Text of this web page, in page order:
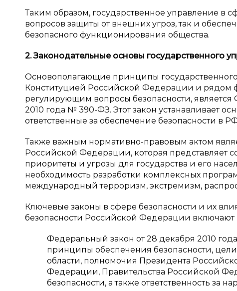
Таким образом, государственное управление в
вопросов защиты от внешних угроз, так и
безопасного функционирования общества.
2. Законодательные основы государственного
Основополагающие принципы
Конституцией Российской Федерации и рядом
регулирующим вопросы безопасности,
2010 года № 390-ФЗ. Этот закон устанавливает
ответственные за обеспечение безопасности в
Также важным нормативно-правовым актом
Российской Федерации, которая представляет
приоритеты и угрозы для государства и его
необходимость разработки комплексных
международный терроризм, экстремизм,
Ключевые законы в сфере безопасности и их
безопасности Российской Федерации
Федеральный закон от 28 декабря 2010
принципы обеспечения безопасности, цели
области, полномочия Президента
Федерации, Правительства Российской
безопасности, а также ответственность за